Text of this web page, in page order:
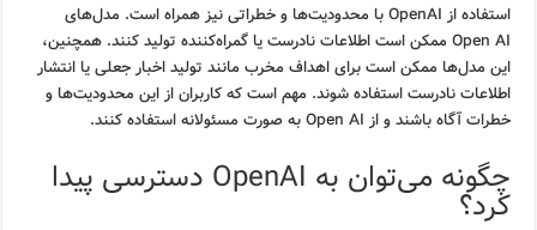
استفاده از OpenAI با محدودیت‌ها و خطراتی نیز همراه است. مدل‌های
Open AI ممکن است اطلاعات نادرست یا گمراه‌کننده تولید کنند. همچنین،
این مدل‌ها ممکن است برای اهداف مخرب مانند تولید اخبار جعلی یا انتشار
اطلاعات نادرست استفاده شوند. مهم است که کاربران از این محدودیت‌ها و
خطرات آگاه باشند و از Open AI به صورت مسئولانه استفاده کنند.
چگونه می‌توان به OpenAI دسترسی پیدا
کرد؟